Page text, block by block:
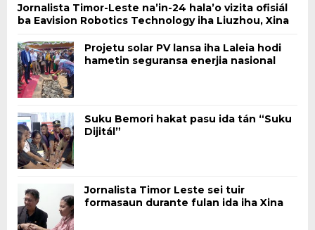
Jornalista Timor-Leste na’in-24 hala’o vizita ofisiál
ba Eavision Robotics Technology iha Liuzhou, Xina
Projetu solar PV lansa iha Laleia hodi
hametin seguransa enerjia nasional
Suku Bemori hakat pasu ida tán “Suku
Dijitál”
Jornalista Timor Leste sei tuir
formasaun durante fulan ida iha Xina